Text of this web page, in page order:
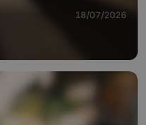
18/07/2026